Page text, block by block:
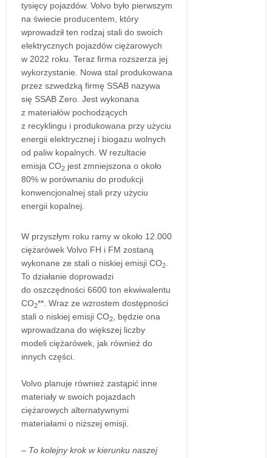
tysięcy pojazdów. Volvo było pierwszym
na świecie producentem, który
wprowadził ten rodzaj stali do swoich
elektrycznych pojazdów ciężarowych
w 2022 roku. Teraz firma rozszerza jej
wykorzystanie. Nowa stal produkowana
przez szwedzką firmę SSAB nazywa
się SSAB Zero. Jest wykonana
z materiałów pochodzących
z recyklingu i produkowana przy użyciu
energii elektrycznej i biogazu wolnych
od paliw kopalnych. W rezultacie
emisja CO2 jest zmniejszona o około
80% w porównaniu do produkcji
konwencjonalnej stali przy użyciu
energii kopalnej.
W przyszłym roku ramy w około 12.000
ciężarówek Volvo FH i FM zostaną
wykonane ze stali o niskiej emisji CO2
To działanie doprowadzi
do oszczędności 6600 ton ekwiwalentu
CO2**. Wraz ze wzrostem dostępności
stali o niskiej emisji CO2
, będzie ona
wprowadzana do większej liczby
modeli ciężarówek, jak również do
innych części.
Volvo planuje również zastąpić inne
materiały w swoich pojazdach
ciężarowych alternatywnymi
materiałami o niższej emisji.
– To kolejny krok w kierunku naszej